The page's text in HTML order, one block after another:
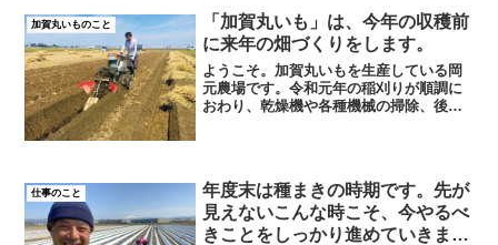
加賀丸いものこと
「加賀丸いも」は、今年の収穫前
に来年の畑づくりをします。
ようこそ。加賀丸いもを生産している岡
元農場です。令和元年の稲刈りが順調に
おわり、乾燥機や各種機械の掃除、後片
収穫の前に来年の畑をつく...
仕事のこと
年度末は種まきの時期です。先が
見えないこんな時こそ、今やるべ
きことをしっかり進めていきま